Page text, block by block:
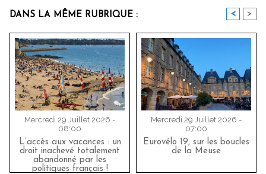
DANS LA MÊME RUBRIQUE : < >
Mercredi 29 Juillet 2026 -
08:00
L’accès aux vacances : un
droit inachevé totalement
abandonné par les
politiques français !
Mercredi 29 Juillet 2026 -
07:00
Eurovélo 19, sur les boucles
de la Meuse